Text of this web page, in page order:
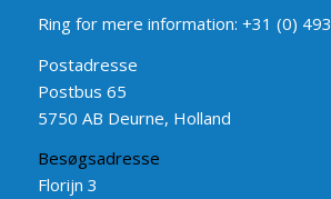
Ring for mere information: +31 (0)
Postadresse
Postbus 65
5750 AB Deurne, Holland
Besøgsadresse
Florijn 3